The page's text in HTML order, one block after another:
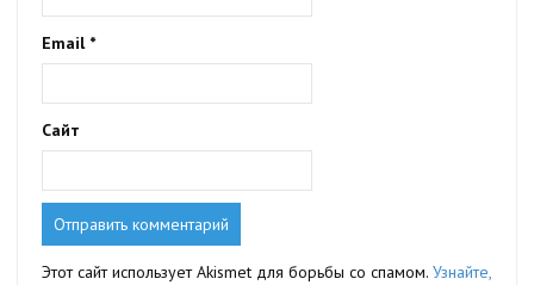
Email *
Сайт
Этот сайт использует Akismet для борьбы со спамом. Узнайте,